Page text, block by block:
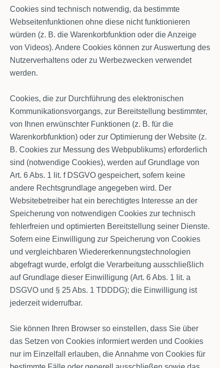
Cookies sind technisch notwendig, da bestimmte
Webseitenfunktionen ohne diese nicht funktionieren
würden (z. B. die Warenkorbfunktion oder die Anzeige
von Videos). Andere Cookies können zur Auswertung des
Nutzerverhaltens oder zu Werbezwecken verwendet
werden.
Cookies, die zur Durchführung des elektronischen
Kommunikationsvorgangs, zur Bereitstellung bestimmter,
von Ihnen erwünschter Funktionen (z. B. für die
Warenkorbfunktion) oder zur Optimierung der Website (z.
B. Cookies zur Messung des Webpublikums) erforderlich
sind (notwendige Cookies), werden auf Grundlage von
Art. 6 Abs. 1 lit. f DSGVO gespeichert, sofern keine
andere Rechtsgrundlage angegeben wird. Der
Websitebetreiber hat ein berechtigtes Interesse an der
Speicherung von notwendigen Cookies zur technisch
fehlerfreien und optimierten Bereitstellung seiner Dienste.
Sofern eine Einwilligung zur Speicherung von Cookies
und vergleichbaren Wiedererkennungstechnologien
abgefragt wurde, erfolgt die Verarbeitung ausschließlich
auf Grundlage dieser Einwilligung (Art. 6 Abs. 1 lit. a
DSGVO und § 25 Abs. 1 TDDDG); die Einwilligung ist
jederzeit widerrufbar.
Sie können Ihren Browser so einstellen, dass Sie über
das Setzen von Cookies informiert werden und Cookies
nur im Einzelfall erlauben, die Annahme von Cookies für